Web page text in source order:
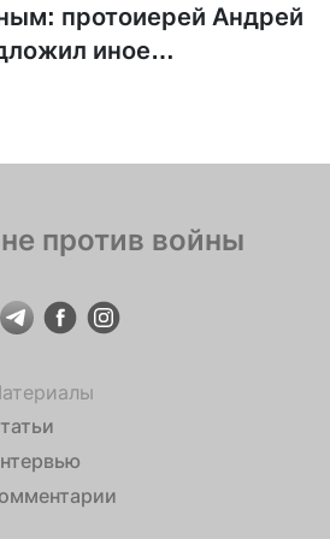
протоиерей Андрей
иное
против войны